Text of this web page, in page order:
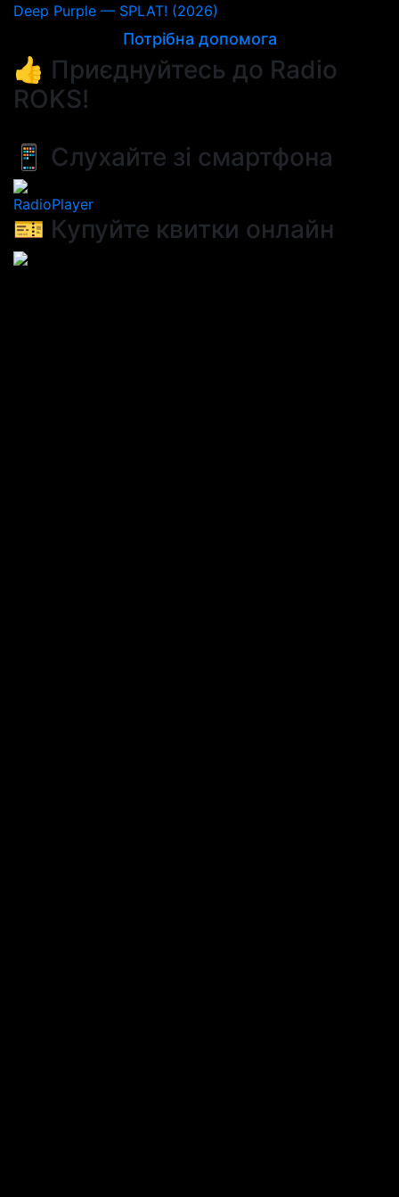
Deep Purple — SPLAT! (2026)
Потрібна допомога
👍 Приєднуйтесь до Radio
ROKS!
📱 Слухайте зі смартфона
RadioPlayer
🎫 Купуйте квитки онлайн